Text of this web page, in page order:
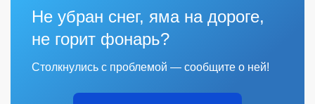
Не убран снег, яма на дороге,
не горит фонарь?
Столкнулись с проблемой — сообщите о ней!